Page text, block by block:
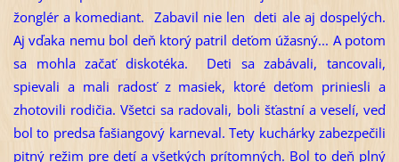
žonglér a komediant. Zabavil nie len deti ale aj dospelých.
Aj vďaka nemu bol deň ktorý patril deťom úžasný... A potom
sa mohla začať diskotéka. Deti sa zabávali, tancovali,
spievali a mali radosť z masiek, ktoré deťom priniesli a
zhotovili rodičia. Všetci sa radovali, boli šťastní a veselí, veď
bol to predsa fašiangový karneval. Tety kuchárky zabezpečili
pitný režim pre detí a všetkých prítomných. Bol to deň plný